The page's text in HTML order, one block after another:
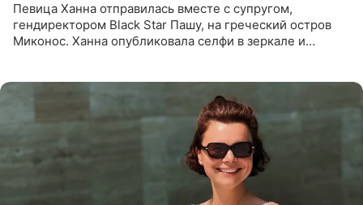
Певица Ханна отправилась вместе с супругом,
гендиректором Black Star Пашу, на греческий остров
Миконос. Ханна опубликовала селфи в зеркале и